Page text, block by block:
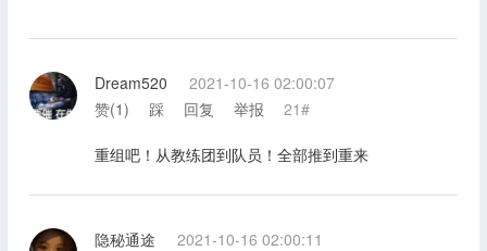
Dream520
2021-10-16 02:00:07
赞(1) 踩 回复 举报 21#
重组吧！从教练团到队员！全部推到重来
隐秘通途
2021-10-16 02:00:11